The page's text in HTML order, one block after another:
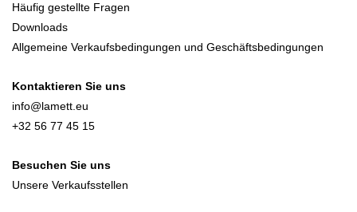
Häufig gestellte Fragen
Downloads
Allgemeine Verkaufsbedingungen und Geschäftsbedingungen
Kontaktieren Sie uns
info@lamett.eu
+32 56 77 45 15
Besuchen Sie uns
Unsere Verkaufsstellen